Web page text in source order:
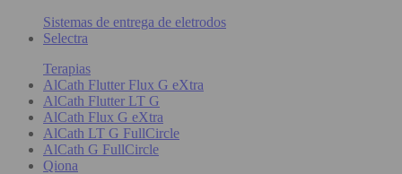
Sistemas de entrega de eletrodos
Selectra
Terapias
AlCath Flutter Flux G eXtra
AlCath Flutter LT G
AlCath Flux G eXtra
AlCath LT G FullCircle
AlCath G FullCircle
Qiona